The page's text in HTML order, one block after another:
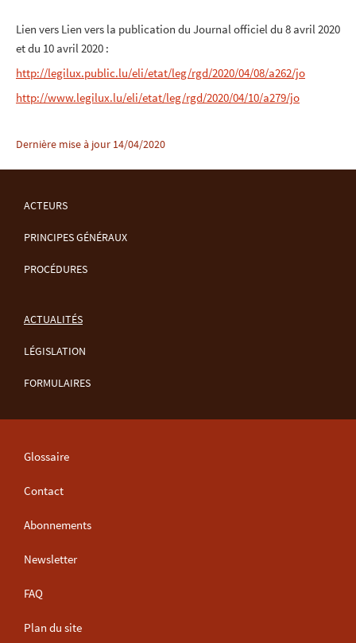
Lien vers Lien vers la publication du Journal officiel du 8 avril 2020
et du 10 avril 2020 :
http://legilux.public.lu/eli/etat/leg/rgd/2020/04/08/a262/jo
http://www.legilux.lu/eli/etat/leg/rgd/2020/04/10/a279/jo
Dernière mise à jour 14/04/2020
MENU
DE
ACTEURS
PRINCIPES GÉNÉRAUX
PROCÉDURES
ACTUALITÉS
LÉGISLATION
FORMULAIRES
Glossaire
Contact
Abonnements
Newsletter
FAQ
Plan du site